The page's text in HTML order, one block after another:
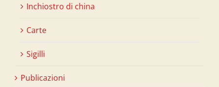
Inchiostro di china
Carte
Sigilli
Publicazioni